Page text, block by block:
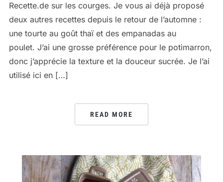
Recette.de sur les courges. Je vous ai déjà proposé
deux autres recettes depuis le retour de l’automne :
une tourte au goût thaï et des empanadas au
poulet. J’ai une grosse préférence pour le potimarron,
donc j’apprécie la texture et la douceur sucrée. Je l’ai
utilisé ici en […]
READ MORE